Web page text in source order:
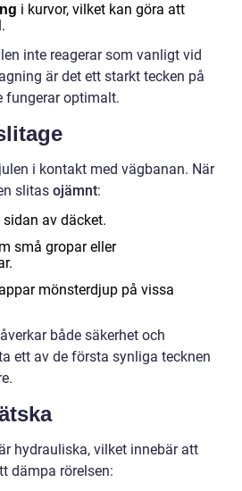
i kurvor, vilket kan göra att
inte reagerar som vanligt vid
är det ett starkt tecken på
fungerar optimalt.
i kontakt med vägbanan. När
slitas ojämnt:
av däcket.
små gropar eller
mönsterdjup på vissa
både säkerhet och
ett av de första synliga tecknen
hydrauliska, vilket innebär att
dämpa rörelsen: